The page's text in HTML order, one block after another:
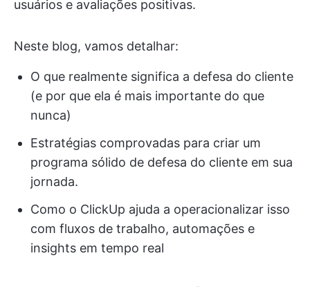
usuários e avaliações positivas.
Neste blog, vamos detalhar:
O que realmente significa a defesa do cliente
(e por que ela é mais importante do que
nunca)
Estratégias comprovadas para criar um
programa sólido de defesa do cliente em sua
jornada.
Como o ClickUp ajuda a operacionalizar isso
com fluxos de trabalho, automações e
insights em tempo real